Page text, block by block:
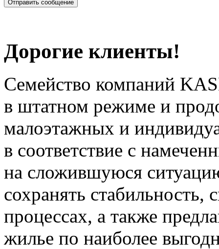
Дорогие клиенты!
Семейство компаний
в штатном режиме и
малоэтажных и
в соответствие с
на сложившуюся
сохранять стабильность,
процессах, а также
жилье по наиболее